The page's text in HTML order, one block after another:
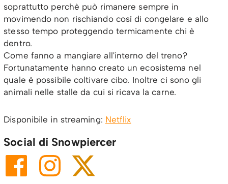
soprattutto perchè può rimanere sempre in
movimendo non rischiando così di congelare e allo
stesso tempo proteggendo termicamente chi è
dentro.
Come fanno a mangiare all'interno del treno?
Fortunatamente hanno creato un ecosistema nel
quale è possibile coltivare cibo. Inoltre ci sono gli
animali nelle stalle da cui si ricava la carne.
Disponibile in streaming: Netflix
Social di Snowpiercer